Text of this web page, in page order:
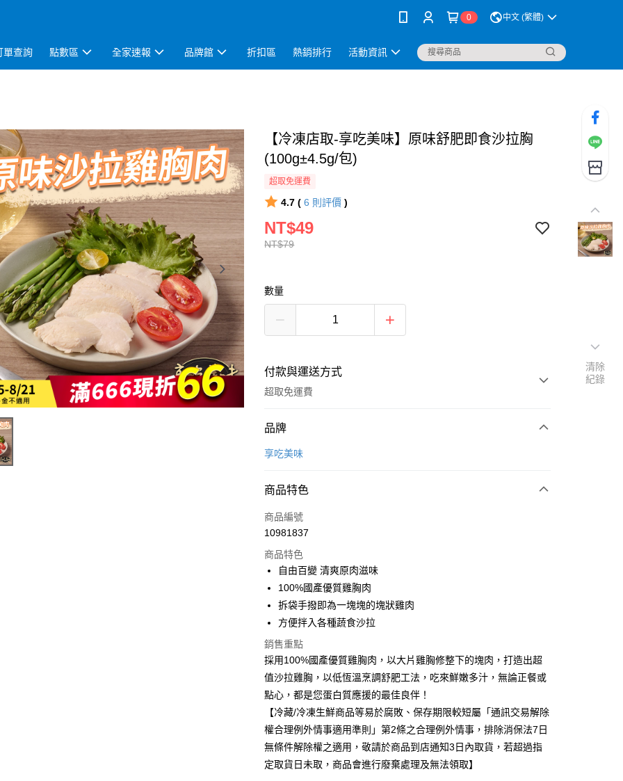
0 中文 (繁體)
單查詢 點數區 全家速報 品牌館 折扣區 熱銷排行 活動資訊
【冷凍店取-享吃美味】原味舒肥即食沙拉胸
(100g±4.5g/包)
超取免運費
4.7 ( 6 則評價 )
NT$79
NT$49
數量
付款與運送方式
超取免運費
付款方式
全家線上支付
運送方式
冷凍-全家取貨付款
免運費
冷凍-付款後全家取貨
免運費
品牌
享吃美味
商品特色
商品編號
10981837
商品特色
自由百變 清爽原肉滋味
100%國產優質雞胸肉
拆袋手撥即為一塊塊的塊狀雞肉
方便拌入各種蔬食沙拉
銷售重點
採用100%國產優質雞胸肉，以大片雞胸修整下的塊肉，打造出超
值沙拉雞胸，以低恆溫烹調舒肥工法，吃來鮮嫩多汁，無論正餐或
點心，都是您蛋白質應援的最佳良伴！
【冷藏/冷凍生鮮商品等易於腐敗、保存期限較短屬「通訊交易解除
權合理例外情事適用準則」第2條之合理例外情事，排除消保法7日
無條件解除權之適用，敬請於商品到店通知3日內取貨，若超過指
定取貨日未取，商品會進行廢棄處理及無法領取】
清除
紀錄